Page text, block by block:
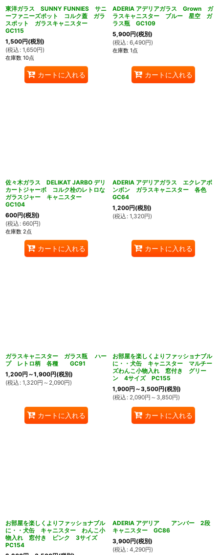
東洋ガラス SUNNY FUNNIES サニ
ーファニーズポット コルク蓋 ガラ
スポット ガラスキャニスター
GC115
1,500円(税別)
(税込 : 1,650円)
在庫数 10点
カートに入れる
ADERIA アデリアガラス Grown ガ
ラスキャニスター ブルー 星空 ガ
ラス瓶 GC109
5,900円(税別)
(税込 : 6,490円)
在庫数 1点
カートに入れる
佐々木ガラス DELIKAT JARBO デリ
カートジャーボ コルク栓のレトロな
ガラスジャー キャニスター
GC104
600円(税別)
(税込 : 660円)
在庫数 2点
カートに入れる
ADERIA アデリアガラス エクレアボ
ンボン ガラスキャニスター 各色
GC64
1,200円(税別)
(税込 : 1,320円)
カートに入れる
ガラスキャニスター ガラス瓶 ハー
プ レトロ柄 各種 GC91
1,200円 ～1,900円(税別)
(税込 : 1,320円 ～2,090円)
カートに入れる
お部屋を楽しくよりファッショナブル
に・・犬缶 キャニスター マルチー
ズわんこ小物入れ 窓付き グリー
ン 4サイズ PC155
1,900円 ～3,500円(税別)
(税込 : 2,090円 ～3,850円)
カートに入れる
お部屋を楽しくよりファッショナブル
に・・犬缶 キャニスター わんこ小
物入れ 窓付き ピンク 3サイズ
PC154
ADERIA アデリア アンバー 2段
キャニスター GC86
3,900円(税別)
(税込 : 4,290円)